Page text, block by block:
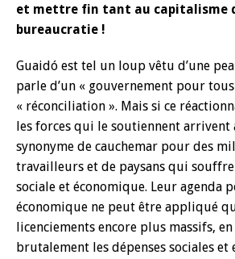
et mettre fin tant au capitalisme
bureaucratie !
Guaidó est tel un loup vêtu d’une
parle d’un « gouvernement pour
« réconciliation ». Mais si ce
les forces qui le soutiennent arrivent
synonyme de cauchemar pour des
travailleurs et de paysans qui
sociale et économique. Leur agenda
économique ne peut être appliqué
licenciements encore plus massifs,
brutalement les dépenses sociales